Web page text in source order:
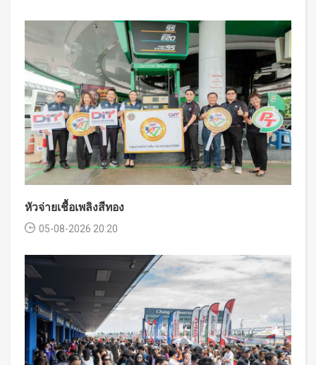
หัวจ่ายเชื้อเพลิงสีทอง
05-08-2026 20:20